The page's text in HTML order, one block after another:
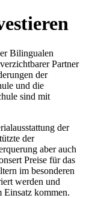
Bilingualen
Partner
der
und die
sind mit
der
der
aber auch
Preise für das
im besonderen
werden und
Einsatz kommen.